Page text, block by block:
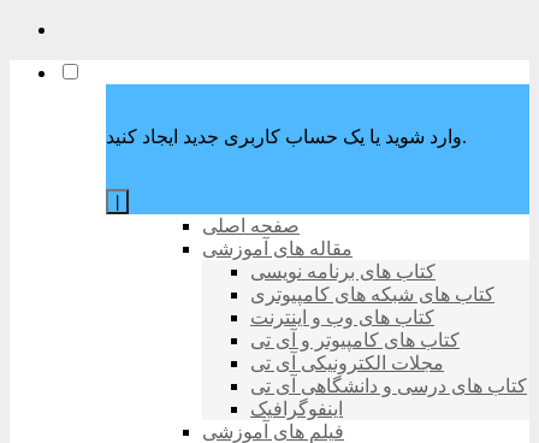
وارد شوید یا یک حساب کاربری جدید ایجاد کنید.
صفحه اصلی
مقاله های آموزشی
کتاب های برنامه نویسی
کتاب های شبکه های کامپیوتری
کتاب های وب و اینترنت
کتاب های کامپیوتر و آی تی
مجلات الکترونیکی آی تی
کتاب های درسی و دانشگاهی آی تی
اینفوگرافیک
فیلم های آموزشی